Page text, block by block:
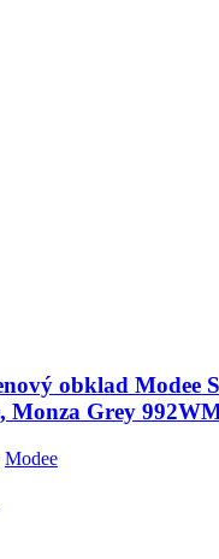
obklad Modee
Monza Grey
Modee